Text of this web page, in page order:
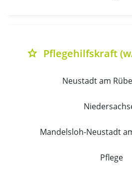
grade Pflegehilfskraft
Neustadt am
Mandelsloh-Neustadt
Pflege